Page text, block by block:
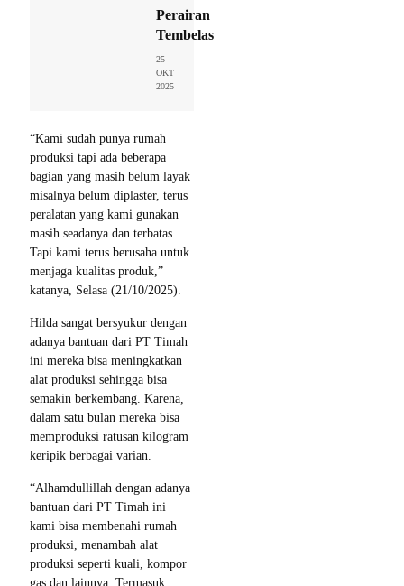
Perairan
Tembelas
25
OKT
2025
“Kami sudah punya rumah
produksi tapi ada beberapa
bagian yang masih belum layak
misalnya belum diplaster, terus
peralatan yang kami gunakan
masih seadanya dan terbatas.
Tapi kami terus berusaha untuk
menjaga kualitas produk,”
katanya, Selasa (21/10/2025).
Hilda sangat bersyukur dengan
adanya bantuan dari PT Timah
ini mereka bisa meningkatkan
alat produksi sehingga bisa
semakin berkembang. Karena,
dalam satu bulan mereka bisa
memproduksi ratusan kilogram
keripik berbagai varian.
“Alhamdullillah dengan adanya
bantuan dari PT Timah ini
kami bisa membenahi rumah
produksi, menambah alat
produksi seperti kuali, kompor
gas dan lainnya. Termasuk